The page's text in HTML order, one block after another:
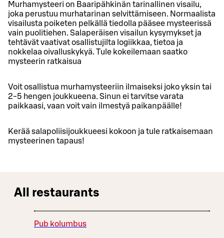
Murhamysteeri on Baaripähkinän tarinallinen visailu,
joka perustuu murhatarinan selvittämiseen. Normaalista
visailusta poiketen pelkällä tiedolla pääsee mysteerissä
vain puolitiehen. Salaperäisen visailun kysymykset ja
tehtävät vaativat osallistujilta logiikkaa, tietoa ja
nokkelaa oivalluskykyä. Tule kokeilemaan saatko
mysteerin ratkaisua
Voit osallistua murhamysteeriin ilmaiseksi joko yksin tai
2-5 hengen joukkueena. Sinun ei tarvitse varata
paikkaasi, vaan voit vain ilmestyä paikanpäälle!
Kerää salapoliisijoukkueesi kokoon ja tule ratkaisemaan
mysteerinen tapaus!
All restaurants
Pub kolumbus